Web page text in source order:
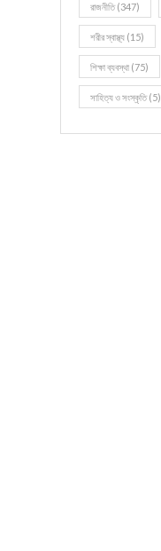
রাজনীতি(347)
শরীর স্বাস্থ্য (15)
শিক্ষা ব্যবস্থা (75)
সাহিত্য ও সংস্কৃতি(5)